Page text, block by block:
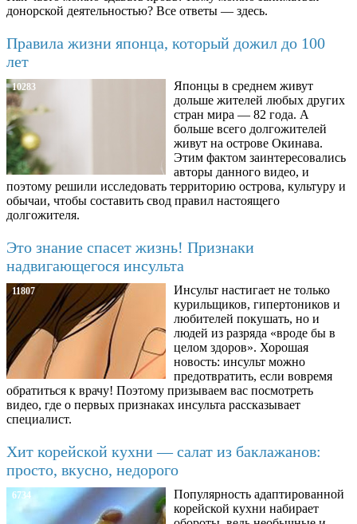
донорской деятельностью? Все ответы — здесь.
Правила жизни японца, который дожил до 100
лет
10283
Японцы в среднем живут
дольше жителей любых других
стран мира — 82 года. А
больше всего долгожителей
живут на острове Окинава.
Этим фактом заинтересовались
авторы данного видео, и
поэтому решили исследовать территорию острова, культуру и
обычаи, чтобы составить свод правил настоящего
долгожителя.
Это знание спасет жизнь! Признаки
надвигающегося инсульта
11807
Инсульт настигает не только
курильщиков, гипертоников и
любителей покушать, но и
людей из разряда «вроде бы в
целом здоров». Хорошая
новость: инсульт можно
предотвратить, если вовремя
обратиться к врачу! Поэтому призываем вас посмотреть
видео, где о первых признаках инсульта рассказывает
специалист.
Хит корейской кухни — салат из баклажанов:
просто, вкусно, недорого
6734
Популярность адаптированной
корейской кухни набирает